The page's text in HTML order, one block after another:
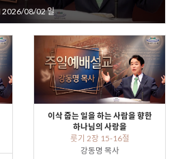
2026/08/02 일
이삭 줍는 일을 하는 사람을 향한
하나님의 사랑을
룻기 2장 15-16절
강동명 목사